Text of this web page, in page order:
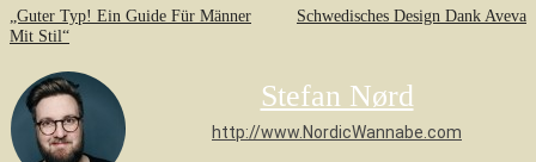
„Guter Typ! Ein Guide Für Männer
Mit Stil“
Schwedisches Design Dank Aveva
Stefan Nørd
http://www.NordicWannabe.com